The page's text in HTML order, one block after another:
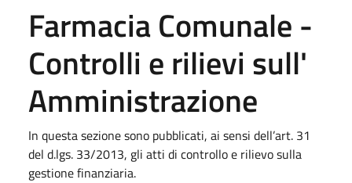
Farmacia Comunale -
Controlli e rilievi sull'
Amministrazione
In questa sezione sono pubblicati, ai sensi dell’art. 31
del d.lgs. 33/2013, gli atti di controllo e rilievo sulla
gestione finanziaria.